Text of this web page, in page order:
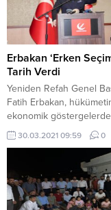
Erbakan ‘Erken
Tarih Verdi
Yeniden Refah Genel
Fatih Erbakan,
ekonomik
seçime gitmesinin
gördüğünü ve 1 sene
erken seçimin kuvvetle
olduğunu söyledi.
30.03.2021 09:59 0